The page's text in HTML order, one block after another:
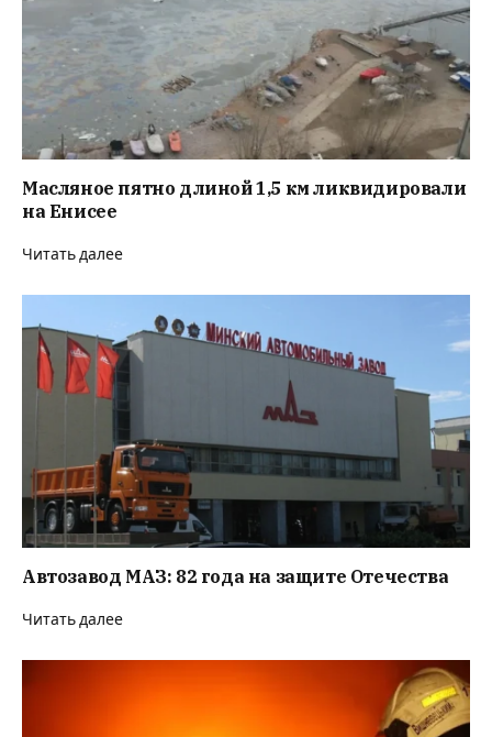
Масляное пятно длиной 1,5 км ликвидировали
на Енисее
Читать далее
Автозавод МАЗ: 82 года на защите Отечества
Читать далее